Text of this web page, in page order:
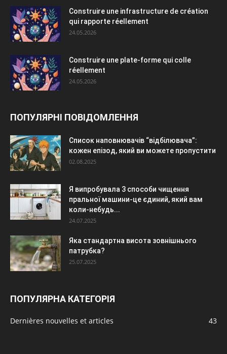
Construire une infrastructure de création
qui rapporte réellement
24.05.2026
Construire une plate-forme qui colle
réellement
24.05.2026
ПОПУЛЯРНІ ПОВІДОМЛЕННЯ
Список наповнювачів “відбілювача”:
кожен епізод, який ви можете пропустити
02.08.2025
Я випробувала 3 способи чищення
пральної машини-це єдиний, який вам
коли-небудь...
24.07.2025
Яка стандартна висота зовнішнього
патрубка?
25.07.2025
ПОПУЛЯРНА КАТЕГОРІЯ
Dernières nouvelles et articles 43